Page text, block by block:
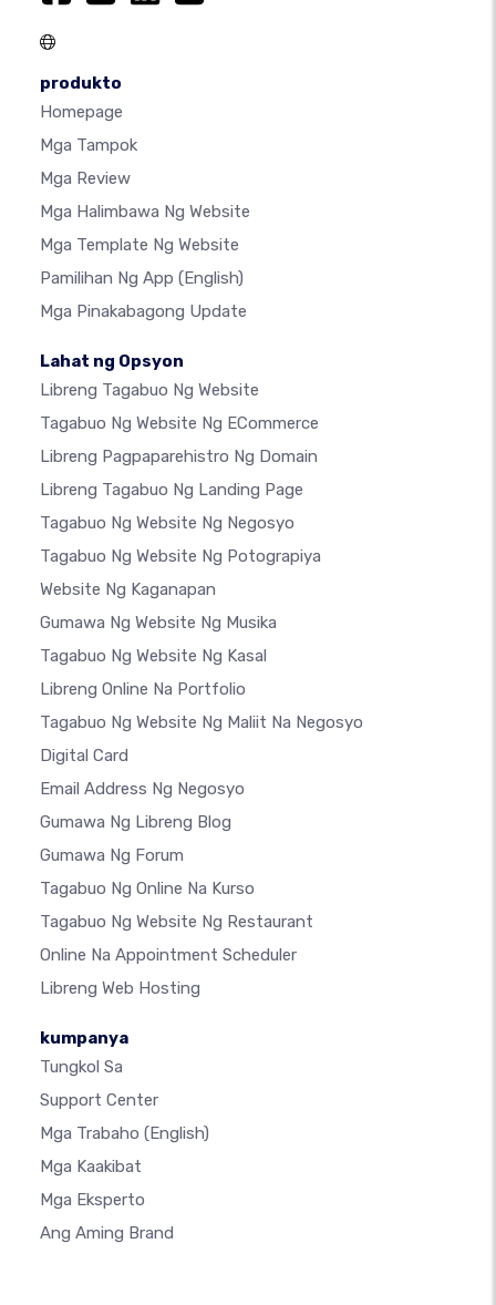
produkto
Homepage
Mga Tampok
Mga Review
Mga Halimbawa Ng Website
Mga Template Ng Website
Pamilihan Ng App (English)
Mga Pinakabagong Update
Lahat ng Opsyon
Libreng Tagabuo Ng Website
Tagabuo Ng Website Ng ECommerce
Libreng Pagpaparehistro Ng Domain
Libreng Tagabuo Ng Landing Page
Tagabuo Ng Website Ng Negosyo
Tagabuo Ng Website Ng Potograpiya
Website Ng Kaganapan
Gumawa Ng Website Ng Musika
Tagabuo Ng Website Ng Kasal
Libreng Online Na Portfolio
Tagabuo Ng Website Ng Maliit Na Negosyo
Digital Card
Email Address Ng Negosyo
Gumawa Ng Libreng Blog
Gumawa Ng Forum
Tagabuo Ng Online Na Kurso
Tagabuo Ng Website Ng Restaurant
Online Na Appointment Scheduler
Libreng Web Hosting
kumpanya
Tungkol Sa
Support Center
Mga Trabaho (English)
Mga Kaakibat
Mga Eksperto
Ang Aming Brand